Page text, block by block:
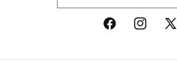
FacebookInstagram
X